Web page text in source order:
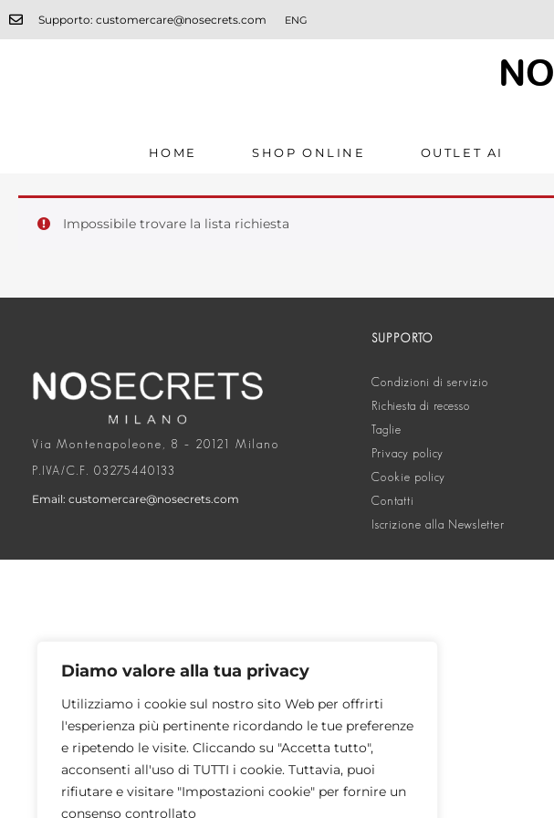
Diamo valore alla tua privacy
Utilizziamo i cookie sul nostro sito Web per offrirti
l'esperienza più pertinente ricordando le tue preferenze
e ripetendo le visite. Cliccando su "Accetta tutto",
acconsenti all'uso di TUTTI i cookie. Tuttavia, puoi
rifiutare e visitare "Impostazioni cookie" per fornire un
consenso controllato
Supporto: customercare@nosecrets.com ENG
NO
HOME SHOP ONLINE OUTLET AI
Impossibile trovare la lista richiesta
Via Montenapoleone, 8 – 20121 Milano
P.IVA/C.F. 03275440133
Email: customercare@nosecrets.com
SUPPORTO
Condizioni di servizio
Richiesta di recesso
Taglie
Privacy policy
Cookie policy
Contatti
Iscrizione alla Newsletter